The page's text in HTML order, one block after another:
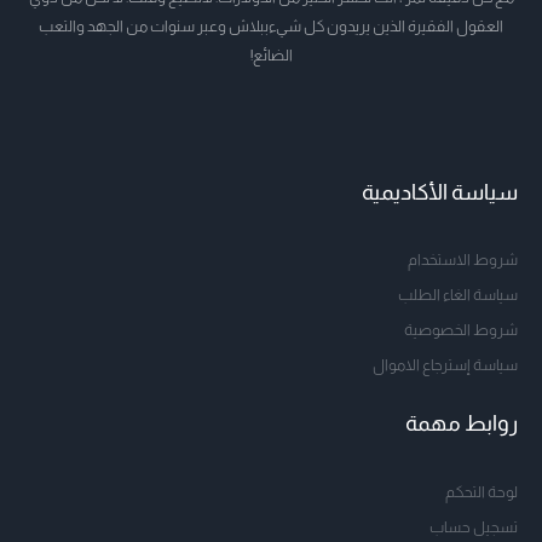
العقول الفقيرة الذين يريدون كل شيءببلاش وعبر سنوات من الجهد والتعب
الضائع!
سياسة الأكاديمية
شروط الاستخدام
سياسة الغاء الطلب
شروط الخصوصية
سياسة إسترجاع الاموال
روابط مهمة
لوحة التحكم
تسجيل حساب